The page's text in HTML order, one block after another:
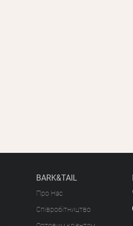
BARK&TAIL
Про Нас
Співробітництво